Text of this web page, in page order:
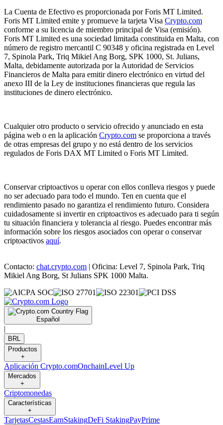
La Cuenta de Efectivo es proporcionada por Foris MT Limited.
Foris MT Limited emite y promueve la tarjeta Visa Crypto.com
conforme a su licencia de miembro principal de Visa (emisión).
Foris MT Limited es una sociedad limitada constituida en Malta, con
número de registro mercantil C 90348 y oficina registrada en Level
7, Spinola Park, Triq Mikiel Ang Borg, SPK 1000, St. Julians,
Malta, debidamente autorizada por la Autoridad de Servicios
Financieros de Malta para emitir dinero electrónico en virtud del
anexo III de la Ley de instituciones financieras que regula las
instituciones de dinero electrónico.
Cualquier otro producto o servicio ofrecido y anunciado en esta
página web o en la aplicación Crypto.com se proporciona a través
de otras empresas del grupo y no está dentro de los servicios
regulados de Foris DAX MT Limited o Foris MT Limited.
Conservar criptoactivos u operar con ellos conlleva riesgos y puede
no ser adecuado para todo el mundo. Ten en cuenta que el
rendimiento pasado no garantiza el rendimiento futuro. Considera
cuidadosamente si invertir en criptoactivos es adecuado para ti según
tu situación financiera y tolerancia al riesgo. Puedes encontrar más
información sobre los riesgos asociados con operar o conservar
criptoactivos aquí.
Contacto: chat.crypto.com | Oficina: Level 7, Spinola Park, Triq
Mikiel Ang Borg, St Julians SPK 1000 Malta.
Español
|
BRL
Productos
+
Aplicación Crypto.comOnchainLevel Up
Mercados
+
Criptomonedas
Características
+
TarjetasCestasEarnStakingDeFi StakingPayPrime